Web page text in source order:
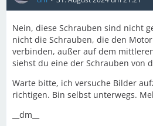
Nein, diese Schrauben sind nicht
nicht die Schrauben, die den
verbinden, außer auf dem
siehst du eine der Schrauben von
Warte bitte, ich versuche Bilder
richtigen. Bin selbst unterwegs.
__dm__